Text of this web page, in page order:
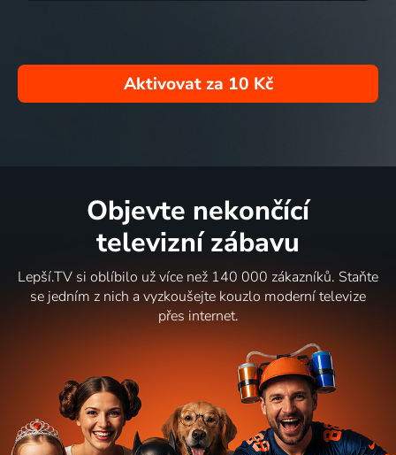
Aktivovat za 10 Kč
Objevte nekončící
televizní zábavu
Lepší.TV si oblíbilo už více než 140 000 zákazníků. Staňte
se jedním z nich a vyzkoušejte kouzlo moderní televize
přes internet.